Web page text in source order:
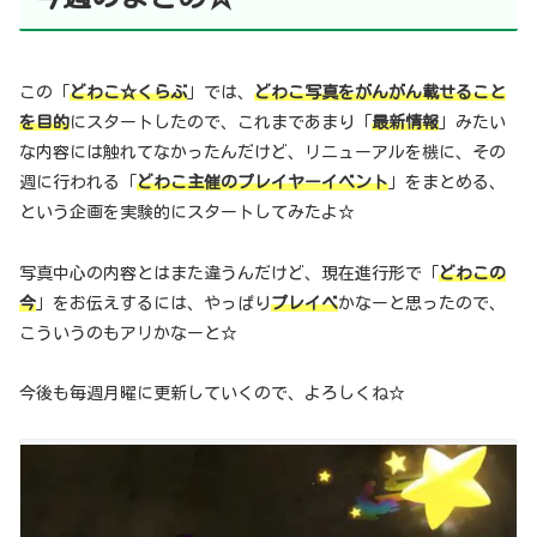
この「 どわこ☆くらぶ 」では、 どわこ写真をがんがん載せること
を目的にスタートしたので、これまであまり「 最新情報 」みたい
な内容には触れてなかったんだけど、リニューアルを機に、その
週に行われる「 どわこ主催のプレイヤーイベント 」をまとめる、
という企画を実験的にスタートしてみたよ☆
写真中心の内容とはまた違うんだけど、現在進行形で「 どわこの
今 」をお伝えするには、やっぱりプレイベかなーと思ったので、
こういうのもアリかなーと☆
今後も毎週月曜に更新していくので、よろしくね☆